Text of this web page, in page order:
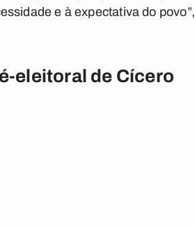
e à expectativa do povo”,
eleitoral de Cícero